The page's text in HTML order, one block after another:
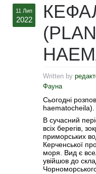
11 Лип
2022
Written by
Фауна
Сьогодні
haematocheila).
В сучасний
всіх берегів,
приморських
Керченської
моря. Вид є
увійшов до